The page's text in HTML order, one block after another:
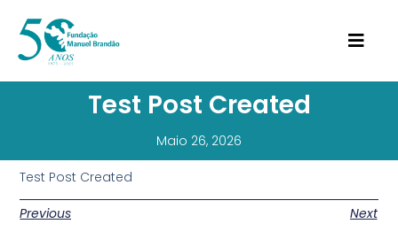
Test Post Created
Maio 26, 2026
Test Post Created
Previous Next